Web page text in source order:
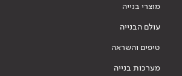
מוצרי בנייה
עולם הבנייה
טיפים והשראה
מערכות בנייה